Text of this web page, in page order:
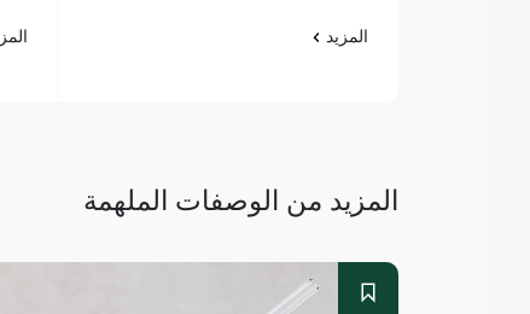
المزيد
المزيد من الوصفات الملهمة